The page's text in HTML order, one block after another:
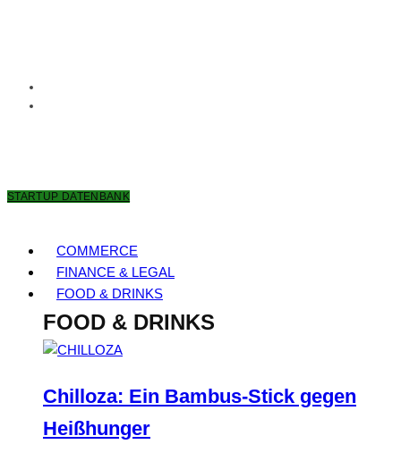
STARTUP DATENBANK
COMMERCE
FINANCE & LEGAL
FOOD & DRINKS
FOOD & DRINKS
Chilloza: Ein Bambus-Stick gegen
Heißhunger